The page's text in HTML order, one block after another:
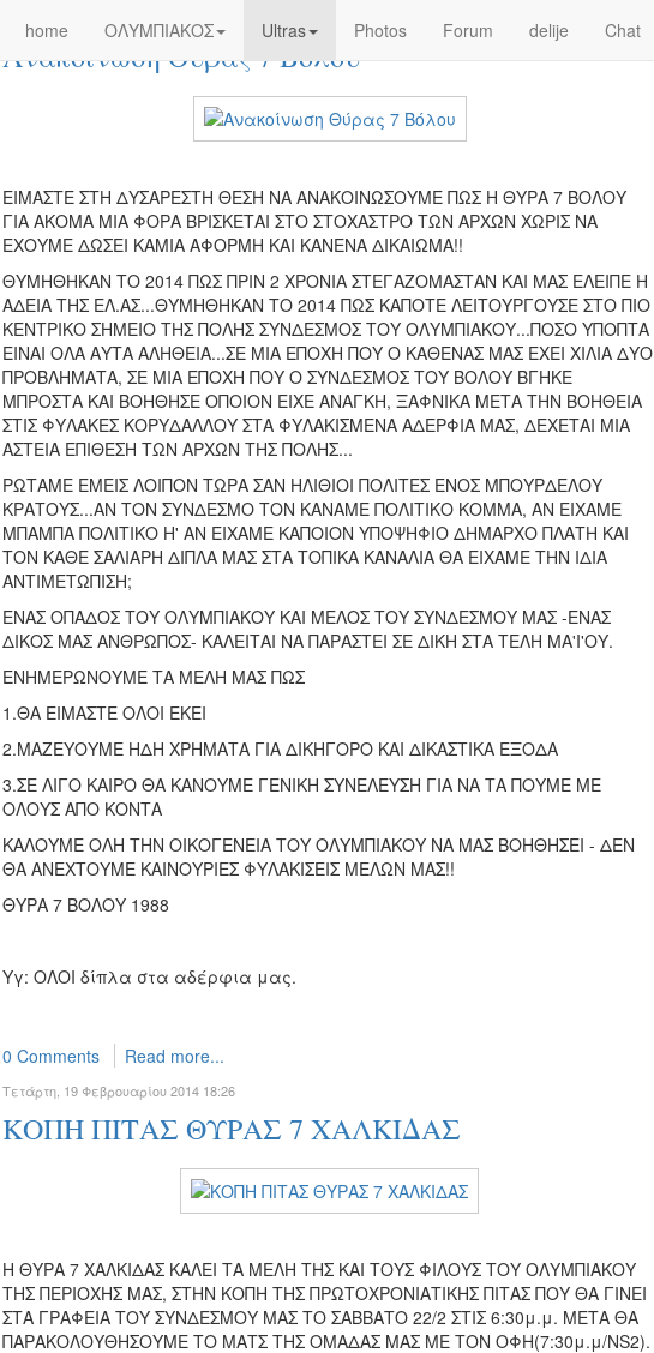
home ΟΛΥΜΠΙΑΚΟΣ Ultras Photos Forum delije Chat
Ανακοίνωση Θύρας 7 Βόλου
ΕΙΜΑΣΤΕ ΣΤΗ ΔΥΣΑΡΕΣΤΗ ΘΕΣΗ ΝΑ ΑΝΑΚΟΙΝΩΣΟΥΜΕ ΠΩΣ Η ΘΥΡΑ 7 ΒΟΛΟΥ
ΓΙΑ ΑΚΟΜΑ ΜΙΑ ΦΟΡΑ ΒΡΙΣΚΕΤΑΙ ΣΤΟ ΣΤΟΧΑΣΤΡΟ ΤΩΝ ΑΡΧΩΝ ΧΩΡΙΣ ΝΑ
ΕΧΟΥΜΕ ΔΩΣΕΙ ΚΑΜΙΑ ΑΦΟΡΜΗ ΚΑΙ ΚΑΝΕΝΑ ΔΙΚΑΙΩΜΑ!!
ΘΥΜΗΘΗΚΑΝ ΤΟ 2014 ΠΩΣ ΠΡΙΝ 2 ΧΡΟΝΙΑ ΣΤΕΓΑΖΟΜΑΣΤΑΝ ΚΑΙ ΜΑΣ ΕΛΕΙΠΕ Η
ΑΔΕΙΑ ΤΗΣ ΕΛ.ΑΣ...ΘΥΜΗΘΗΚΑΝ ΤΟ 2014 ΠΩΣ ΚΑΠΟΤΕ ΛΕΙΤΟΥΡΓΟΥΣΕ ΣΤΟ ΠΙΟ
ΚΕΝΤΡΙΚΟ ΣΗΜΕΙΟ ΤΗΣ ΠΟΛΗΣ ΣΥΝΔΕΣΜΟΣ ΤΟΥ ΟΛΥΜΠΙΑΚΟΥ...ΠΟΣΟ ΥΠΟΠΤΑ
ΕΙΝΑΙ ΟΛΑ ΑΥΤΑ ΑΛΗΘΕΙΑ...ΣΕ ΜΙΑ ΕΠΟΧΗ ΠΟΥ Ο ΚΑΘΕΝΑΣ ΜΑΣ ΕΧΕΙ ΧΙΛΙΑ ΔΥΟ
ΠΡΟΒΛΗΜΑΤΑ, ΣΕ ΜΙΑ ΕΠΟΧΗ ΠΟΥ Ο ΣΥΝΔΕΣΜΟΣ ΤΟΥ ΒΟΛΟΥ ΒΓΗΚΕ
ΜΠΡΟΣΤΑ ΚΑΙ ΒΟΗΘΗΣΕ ΟΠΟΙΟΝ ΕΙΧΕ ΑΝΑΓΚΗ, ΞΑΦΝΙΚΑ ΜΕΤΑ ΤΗΝ ΒΟΗΘΕΙΑ
ΣΤΙΣ ΦΥΛΑΚΕΣ ΚΟΡΥΔΑΛΛΟΥ ΣΤΑ ΦΥΛΑΚΙΣΜΕΝΑ ΑΔΕΡΦΙΑ ΜΑΣ, ΔΕΧΕΤΑΙ ΜΙΑ
ΑΣΤΕΙΑ ΕΠΙΘΕΣΗ ΤΩΝ ΑΡΧΩΝ ΤΗΣ ΠΟΛΗΣ...
ΡΩΤΑΜΕ ΕΜΕΙΣ ΛΟΙΠΟΝ ΤΩΡΑ ΣΑΝ ΗΛΙΘΙΟΙ ΠΟΛΙΤΕΣ ΕΝΟΣ ΜΠΟΥΡΔΕΛΟΥ
ΚΡΑΤΟΥΣ...ΑΝ ΤΟΝ ΣΥΝΔΕΣΜΟ ΤΟΝ ΚΑΝΑΜΕ ΠΟΛΙΤΙΚΟ ΚΟΜΜΑ, ΑΝ ΕΙΧΑΜΕ
ΜΠΑΜΠΑ ΠΟΛΙΤΙΚΟ Η' ΑΝ ΕΙΧΑΜΕ ΚΑΠΟΙΟΝ ΥΠΟΨΗΦΙΟ ΔΗΜΑΡΧΟ ΠΛΑΤΗ ΚΑΙ
ΤΟΝ ΚΑΘΕ ΣΑΛΙΑΡΗ ΔΙΠΛΑ ΜΑΣ ΣΤΑ ΤΟΠΙΚΑ ΚΑΝΑΛΙΑ ΘΑ ΕΙΧΑΜΕ ΤΗΝ ΙΔΙΑ
ΑΝΤΙΜΕΤΩΠΙΣΗ;
ΕΝΑΣ ΟΠΑΔΟΣ ΤΟΥ ΟΛΥΜΠΙΑΚΟΥ ΚΑΙ ΜΕΛΟΣ ΤΟΥ ΣΥΝΔΕΣΜΟΥ ΜΑΣ -ΕΝΑΣ
ΔΙΚΟΣ ΜΑΣ ΑΝΘΡΩΠΟΣ- ΚΑΛΕΙΤΑΙ ΝΑ ΠΑΡΑΣΤΕΙ ΣΕ ΔΙΚΗ ΣΤΑ ΤΕΛΗ ΜΑ'Ι'ΟΥ.
ΕΝΗΜΕΡΩΝΟΥΜΕ ΤΑ ΜΕΛΗ ΜΑΣ ΠΩΣ
1.ΘΑ ΕΙΜΑΣΤΕ ΟΛΟΙ ΕΚΕΙ
2.ΜΑΖΕΥΟΥΜΕ ΗΔΗ ΧΡΗΜΑΤΑ ΓΙΑ ΔΙΚΗΓΟΡΟ ΚΑΙ ΔΙΚΑΣΤΙΚΑ ΕΞΟΔΑ
3.ΣΕ ΛΙΓΟ ΚΑΙΡΟ ΘΑ ΚΑΝΟΥΜΕ ΓΕΝΙΚΗ ΣΥΝΕΛΕΥΣΗ ΓΙΑ ΝΑ ΤΑ ΠΟΥΜΕ ΜΕ
ΟΛΟΥΣ ΑΠΟ ΚΟΝΤΑ
ΚΑΛΟΥΜΕ ΟΛΗ ΤΗΝ ΟΙΚΟΓΕΝΕΙΑ ΤΟΥ ΟΛΥΜΠΙΑΚΟΥ ΝΑ ΜΑΣ ΒΟΗΘΗΣΕΙ - ΔΕΝ
ΘΑ ΑΝΕΧΤΟΥΜΕ ΚΑΙΝΟΥΡΙΕΣ ΦΥΛΑΚΙΣΕΙΣ ΜΕΛΩΝ ΜΑΣ!!
ΘΥΡΑ 7 ΒΟΛΟΥ 1988
Υγ: ΟΛΟΙ δίπλα στα αδέρφια μας.
0 Comments Read more...
Τετάρτη, 19 Φεβρουαρίου 2014 18:26
ΚΟΠΗ ΠΙΤΑΣ ΘΥΡΑΣ 7 ΧΑΛΚΙΔΑΣ
Η ΘΥΡΑ 7 ΧΑΛΚΙΔΑΣ ΚΑΛΕΙ ΤΑ ΜΕΛΗ ΤΗΣ ΚΑΙ ΤΟΥΣ ΦΙΛΟΥΣ ΤΟΥ ΟΛΥΜΠΙΑΚΟΥ
ΤΗΣ ΠΕΡΙΟΧΗΣ ΜΑΣ, ΣΤΗΝ ΚΟΠΗ ΤΗΣ ΠΡΩΤΟΧΡΟΝΙΑΤΙΚΗΣ ΠΙΤΑΣ ΠΟΥ ΘΑ ΓΙΝΕΙ
ΣΤΑ ΓΡΑΦΕΙΑ ΤΟΥ ΣΥΝΔΕΣΜΟΥ ΜΑΣ ΤΟ ΣΑΒΒΑΤΟ 22/2 ΣΤΙΣ 6:30μ.μ. ΜΕΤΑ ΘΑ
ΠΑΡΑΚΟΛΟΥΘΗΣΟΥΜΕ ΤΟ ΜΑΤΣ ΤΗΣ ΟΜΑΔΑΣ ΜΑΣ ΜΕ ΤΟΝ ΟΦΗ(7:30μ.μ/NS2).